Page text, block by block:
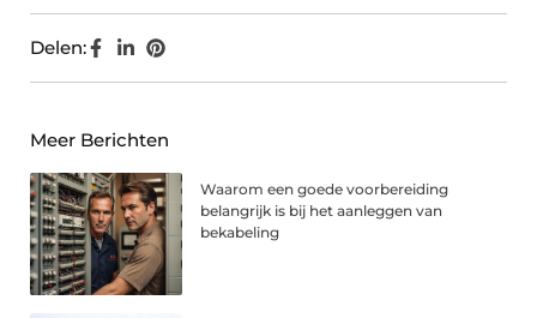
Delen:
Meer Berichten
Waarom een goede voorbereiding
belangrijk is bij het aanleggen van
bekabeling